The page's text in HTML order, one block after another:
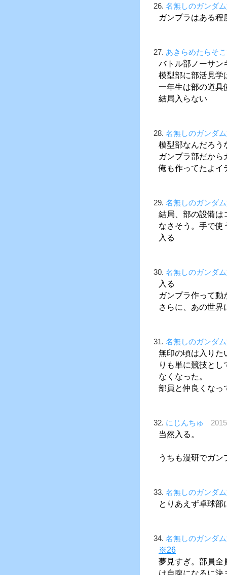
26. 名無しのガンダ
ガンプラはある
27. あきらめたらそ
バトル部ノーサン
模型部に部活見学
一年生は部の道具
結局入らない
28. 名無しのガンダ
模型部なんだろ
ガンプラ部だか
俺も作ってたよイ
29. 名無しのガンダ
結局、部の設備は
なさそう。手で使
入る
30. 名無しのガンダ
入る
ガンプラ作って動
さらに、あの世
31. 名無しのガンダ
無印の頃は入りた
りも単に競技と
なくなった。
部員と仲良くなっ
32. にじんちゅ
当然入る。
うちも漫研でガ
33. 名無しのガンダ
とりあえず卓球部
34. 名無しのガンダ
※26
夢見すぎ。部員全
は自腹になるに決